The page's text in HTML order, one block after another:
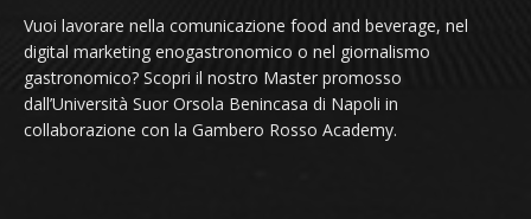
Vuoi lavorare nella comunicazione food and beverage, nel
digital marketing enogastronomico o nel giornalismo
gastronomico? Scopri il nostro Master promosso
dall’Università Suor Orsola Benincasa di Napoli in
collaborazione con la Gambero Rosso Academy.